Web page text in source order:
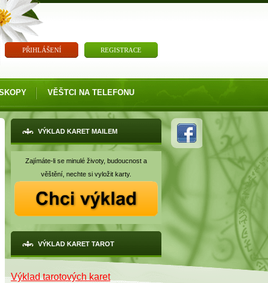
PŘIHLÁŠENÍ REGISTRACE
VĚŠTCI NA TELEFONU
VÝKLAD KARET MAILEM
Zajímáte-li se minulé životy, budoucnost a
věštění, nechte si vyložit karty.
VÝKLAD KARET TAROT
Výklad tarotových karet